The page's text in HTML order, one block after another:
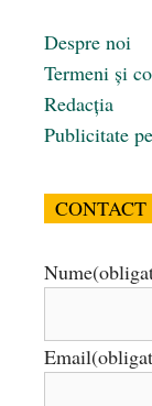
Despre noi
Termeni și
Redacția
Publicitate
CONTACT
Nume
Email